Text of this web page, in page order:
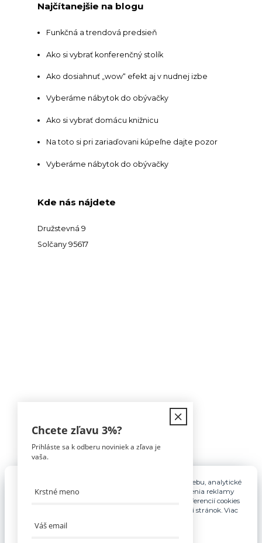
Najčítanejšie na blogu
Funkčná a trendová predsieň
Ako si vybrať konferenčný stolík
Ako dosiahnuť „wow“ efekt aj v nudnej izbe
Vyberáme nábytok do obývačky
Ako si vybrať domácu knižnicu
Na toto si pri zariaďovani kúpeľne dajte pozor
Vyberáme nábytok do obývačky
Kde nás nájdete
Družstevná 9
Solčany 95617
Tomáš Hula
Pre základnú funkčnosť, spríjemnenie používania webu, analytické
účely a v prípade udelenia súhlasu aj na účely cielenia reklamy
využívame súbory cookies. Nastavenie vlastných preferencií cookies
môžete kedykoľvek upraviť odkazom v spodnej časti stránok. Viac
Chcete zľavu 3%?
Prihláste sa k odberu noviniek a zľava je
vaša.